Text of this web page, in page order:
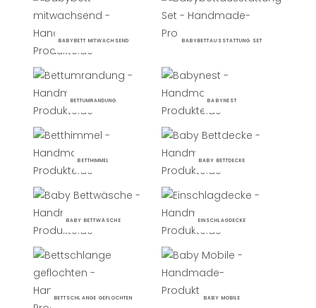
BABYBETT MITWACHSEND BABYBETTAUSSTATTUNG SET
BETTUMRANDUNG BABYNEST
BETTHIMMEL BABY BETTDECKE
BABY BETTWÄSCHE EINSCHLAGDECKE
BETTSCHLANGE GEFLOCHTEN BABY MOBILE